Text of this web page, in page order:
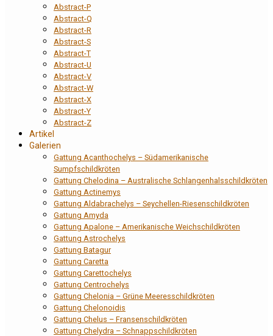
Abstract-P
Abstract-Q
Abstract-R
Abstract-S
Abstract-T
Abstract-U
Abstract-V
Abstract-W
Abstract-X
Abstract-Y
Abstract-Z
Artikel
Galerien
Gattung Acanthochelys – Südamerikanische
Sumpfschildkröten
Gattung Chelodina – Australische Schlangenhalsschildkröten
Gattung Actinemys
Gattung Aldabrachelys – Seychellen-Riesenschildkröten
Gattung Amyda
Gattung Apalone – Amerikanische Weichschildkröten
Gattung Astrochelys
Gattung Batagur
Gattung Caretta
Gattung Carettochelys
Gattung Centrochelys
Gattung Chelonia – Grüne Meeresschildkröten
Gattung Chelonoidis
Gattung Chelus – Fransenschildkröten
Gattung Chelydra – Schnappschildkröten